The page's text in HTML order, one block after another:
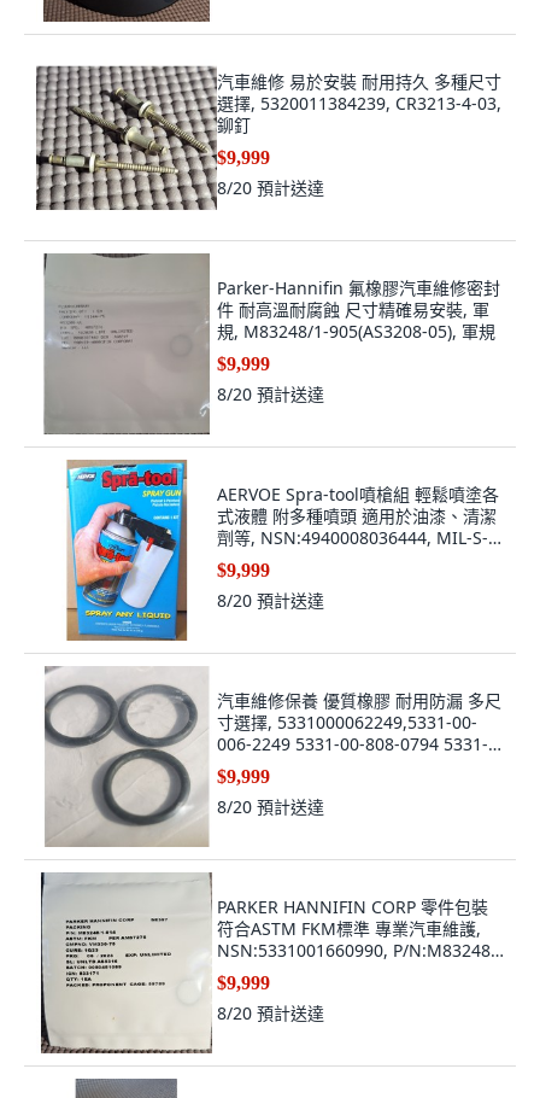
汽車維修 易於安裝 耐用持久 多種尺寸
選擇, 5320011384239, CR3213-4-03,
鉚釘
$9,999
8/20 預計送達
Parker-Hannifin 氟橡膠汽車維修密封
件 耐高溫耐腐蝕 尺寸精確易安裝, 軍
規, M83248/1-905(AS3208-05), 軍規
$9,999
8/20 預計送達
AERVOE Spra-tool噴槍組 輕鬆噴塗各
式液體 附多種噴頭 適用於油漆、清潔
劑等, NSN:4940008036444, MIL-S-
22805/C-8209, 噴漆組合件
$9,999
8/20 預計送達
汽車維修保養 優質橡膠 耐用防漏 多尺
寸選擇, 5331000062249,5331-00-
006-2249 5331-00-808-0794 5331-
01-220-1924 5331-01-273-1002,
MS28778-8, O型環/膠圈
$9,999
8/20 預計送達
PARKER HANNIFIN CORP 零件包裝
符合ASTM FKM標準 專業汽車維護,
NSN:5331001660990, P/N:M83248-
1-014(AS3209-014), AREO
$9,999
8/20 預計送達